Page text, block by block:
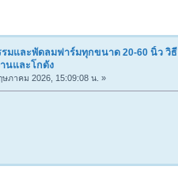
มและพัดลมฟาร์มทุกขนาด 20-60 นิ้ว วิธี
นและโกดัง
ภาคม 2026, 15:09:08 น. »